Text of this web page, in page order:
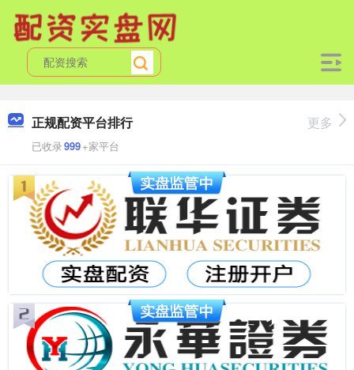
正规配资平台排行
已收录999+家平台
更多